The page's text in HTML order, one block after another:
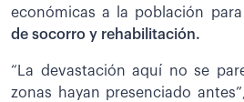
económicas a la población para
de socorro y rehabilitación.
“La devastación aquí no se
zonas hayan presenciado